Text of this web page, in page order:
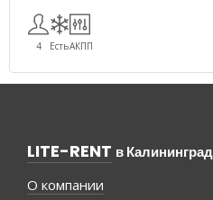
4 ЕстьАКПП
LITE-RENT в
О компании